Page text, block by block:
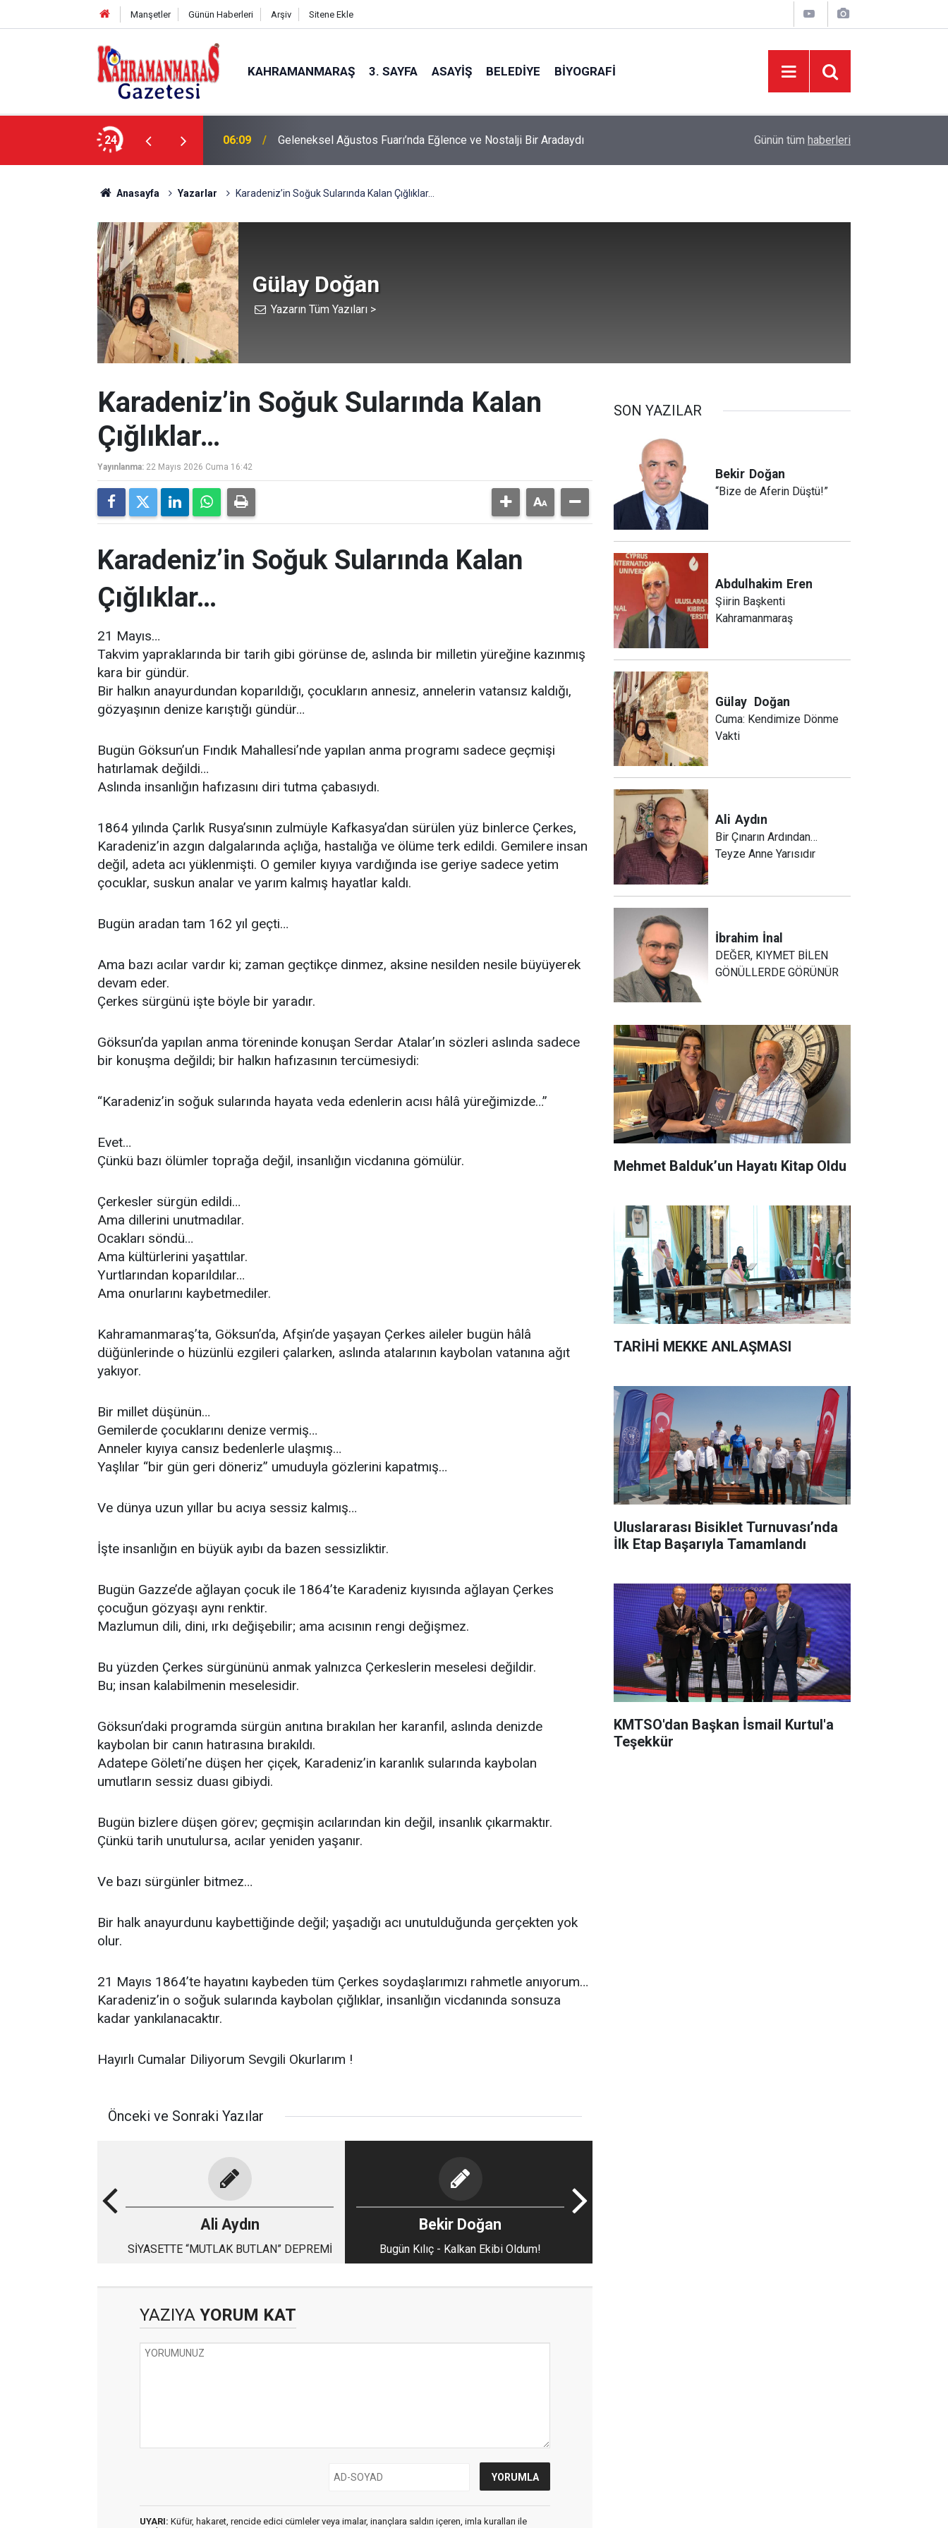
Manşetler Günün Haberleri Arşiv Sitene Ekle
KAHRAMANMARAŞ 3. SAYFA ASAYIŞ BELEDIYE BIYOGRAFI
24 06:09 Geleneksel Ağustos Fuarı’nda Eğlence ve Nostalji Bir Aradaydı İklim Dirençli Tarım İçin Güç Birliği
Günün tüm haberleri
Anasayfa Yazarlar Karadeniz’in Soğuk Sularında Kalan Çığlıklar…
Gülay Doğan
Yazarın Tüm Yazıları >
Karadeniz’in Soğuk Sularında Kalan
Çığlıklar…
Yayınlanma: 22 Mayıs 2026 Cuma 16:42
Karadeniz’in Soğuk Sularında Kalan
Çığlıklar…
21 Mayıs…
Takvim yapraklarında bir tarih gibi görünse de, aslında bir milletin yüreğine kazınmış
kara bir gündür.
Bir halkın anayurdundan koparıldığı, çocukların annesiz, annelerin vatansız kaldığı,
gözyaşının denize karıştığı gündür…
Bugün Göksun’un Fındık Mahallesi’nde yapılan anma programı sadece geçmişi
hatırlamak değildi…
Aslında insanlığın hafızasını diri tutma çabasıydı.
1864 yılında Çarlık Rusya’sının zulmüyle Kafkasya’dan sürülen yüz binlerce Çerkes,
Karadeniz’in azgın dalgalarında açlığa, hastalığa ve ölüme terk edildi. Gemilere insan
değil, adeta acı yüklenmişti. O gemiler kıyıya vardığında ise geriye sadece yetim
çocuklar, suskun analar ve yarım kalmış hayatlar kaldı.
Bugün aradan tam 162 yıl geçti…
Ama bazı acılar vardır ki; zaman geçtikçe dinmez, aksine nesilden nesile büyüyerek
devam eder.
Çerkes sürgünü işte böyle bir yaradır.
Göksun’da yapılan anma töreninde konuşan Serdar Atalar’ın sözleri aslında sadece
bir konuşma değildi; bir halkın hafızasının tercümesiydi:
“Karadeniz’in soğuk sularında hayata veda edenlerin acısı hâlâ yüreğimizde…”
Evet…
Çünkü bazı ölümler toprağa değil, insanlığın vicdanına gömülür.
Çerkesler sürgün edildi…
Ama dillerini unutmadılar.
Ocakları söndü…
Ama kültürlerini yaşattılar.
Yurtlarından koparıldılar…
Ama onurlarını kaybetmediler.
Kahramanmaraş’ta, Göksun’da, Afşin’de yaşayan Çerkes aileler bugün hâlâ
düğünlerinde o hüzünlü ezgileri çalarken, aslında atalarının kaybolan vatanına ağıt
yakıyor.
Bir millet düşünün…
Gemilerde çocuklarını denize vermiş…
Anneler kıyıya cansız bedenlerle ulaşmış…
Yaşlılar “bir gün geri döneriz” umuduyla gözlerini kapatmış…
Ve dünya uzun yıllar bu acıya sessiz kalmış…
İşte insanlığın en büyük ayıbı da bazen sessizliktir.
Bugün Gazze’de ağlayan çocuk ile 1864’te Karadeniz kıyısında ağlayan Çerkes
çocuğun gözyaşı aynı renktir.
Mazlumun dili, dini, ırkı değişebilir; ama acısının rengi değişmez.
Bu yüzden Çerkes sürgününü anmak yalnızca Çerkeslerin meselesi değildir.
Bu; insan kalabilmenin meselesidir.
Göksun’daki programda sürgün anıtına bırakılan her karanfil, aslında denizde
kaybolan bir canın hatırasına bırakıldı.
Adatepe Göleti’ne düşen her çiçek, Karadeniz’in karanlık sularında kaybolan
umutların sessiz duası gibiydi.
Bugün bizlere düşen görev; geçmişin acılarından kin değil, insanlık çıkarmaktır.
Çünkü tarih unutulursa, acılar yeniden yaşanır.
Ve bazı sürgünler bitmez…
Bir halk anayurdunu kaybettiğinde değil; yaşadığı acı unutulduğunda gerçekten yok
olur.
21 Mayıs 1864’te hayatını kaybeden tüm Çerkes soydaşlarımızı rahmetle anıyorum…
Karadeniz’in o soğuk sularında kaybolan çığlıklar, insanlığın vicdanında sonsuza
kadar yankılanacaktır.
Hayırlı Cumalar Diliyorum Sevgili Okurlarım !
Önceki ve Sonraki Yazılar
Ali Aydın
SİYASETTE “MUTLAK BUTLAN” DEPREMİ
Bekir Doğan
Bugün Kılıç - Kalkan Ekibi Oldum!
YAZIYA YORUM KAT
UYARI: Küfür, hakaret, rencide edici cümleler veya imalar, inançlara saldırı içeren, imla kuralları ile
SON YAZILAR
Bekir Doğan
“Bize de Aferin Düştü!”
Abdulhakim Eren
Şiirin Başkenti
Kahramanmaraş
Gülay Doğan
Cuma: Kendimize Dönme
Vakti
Ali Aydın
Bir Çınarın Ardından…
Teyze Anne Yarısıdır
İbrahim İnal
DEĞER, KIYMET BİLEN
GÖNÜLLERDE GÖRÜNÜR
Mehmet Balduk’un Hayatı Kitap Oldu
TARİHİ MEKKE ANLAŞMASI
Uluslararası Bisiklet Turnuvası’nda
İlk Etap Başarıyla Tamamlandı
KMTSO'dan Başkan İsmail Kurtul'a
Teşekkür